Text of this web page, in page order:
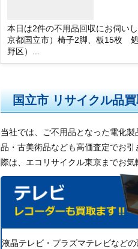
本日は2件の不用品回収にお伺い
京都国立市）椅子2脚、板15枚
野区）...
国立市 リサイクル品
当社では、ご不用品となった電化
品・古美術品なども高価査定でお
際は、エコリサイクル東京までお気
液晶テレビ・プラズマテレビなど